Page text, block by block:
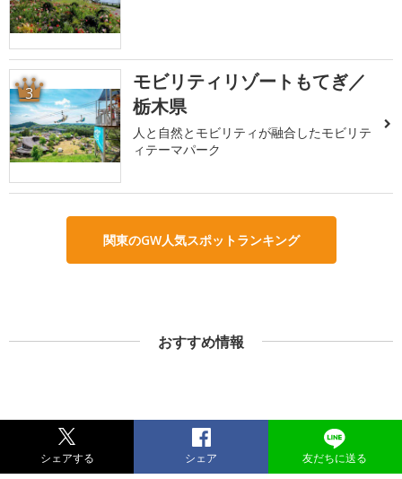
3
モビリティリゾートもてぎ／
栃木県
人と自然とモビリティが融合したモビリテ
ィテーマパーク
関東のGW人気スポットランキング
おすすめ情報
シェアする シェア 友だちに送る